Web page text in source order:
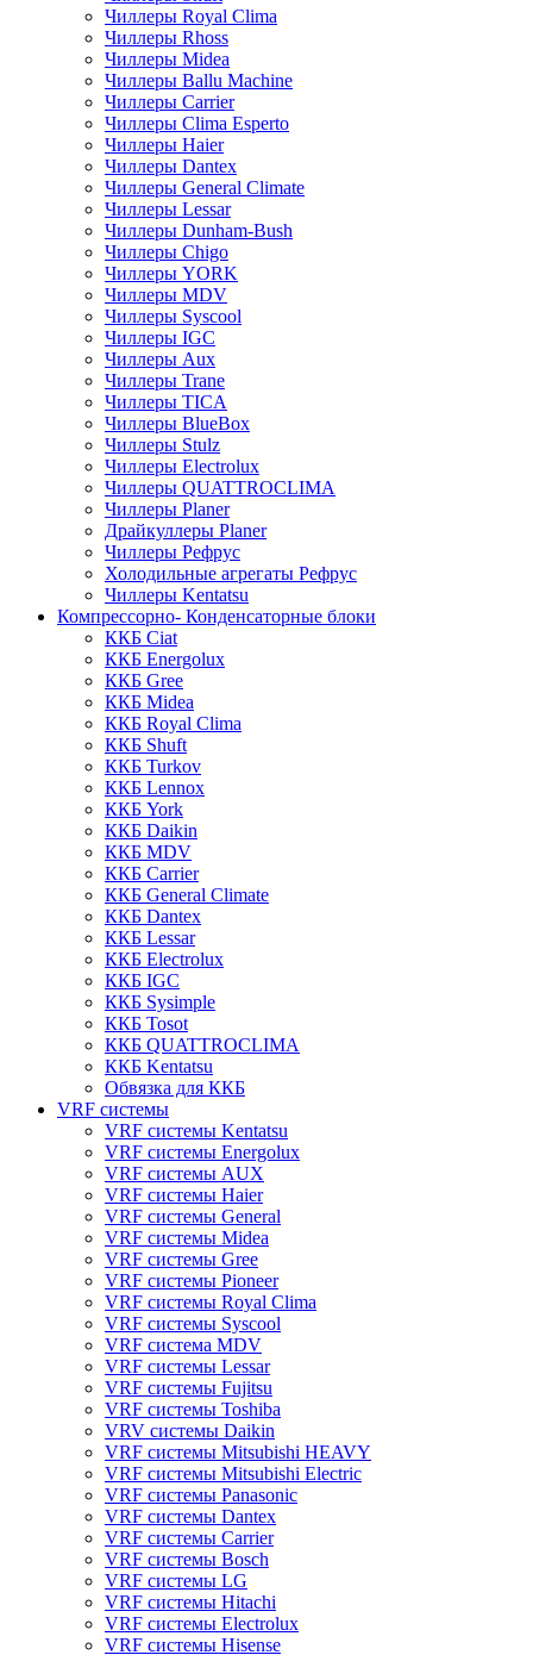
Чиллеры Royal Clima
Чиллеры Rhoss
Чиллеры Midea
Чиллеры Ballu Machine
Чиллеры Carrier
Чиллеры Clima Esperto
Чиллеры Haier
Чиллеры Dantex
Чиллеры General Climate
Чиллеры Lessar
Чиллеры Dunham-Bush
Чиллеры Chigo
Чиллеры YORK
Чиллеры MDV
Чиллеры Syscool
Чиллеры IGC
Чиллеры Aux
Чиллеры Trane
Чиллеры TICA
Чиллеры BlueBox
Чиллеры Stulz
Чиллеры Electrolux
Чиллеры QUATTROCLIMA
Чиллеры Planer
Драйкуллеры Planer
Чиллеры Рефрус
Холодильные агрегаты Рефрус
Чиллеры Kentatsu
Компрессорно- Конденсаторные блоки
ККБ Ciat
ККБ Energolux
ККБ Gree
ККБ Midea
ККБ Royal Clima
ККБ Shuft
ККБ Turkov
ККБ Lennox
ККБ York
ККБ Daikin
ККБ MDV
ККБ Carrier
ККБ General Climate
ККБ Dantex
ККБ Lessar
ККБ Electrolux
ККБ IGC
ККБ Sysimple
ККБ Tosot
ККБ QUATTROCLIMA
ККБ Kentatsu
Обвязка для ККБ
VRF системы
VRF системы Kentatsu
VRF системы Energolux
VRF системы AUX
VRF системы Haier
VRF системы General
VRF системы Midea
VRF системы Gree
VRF системы Pioneer
VRF системы Royal Clima
VRF системы Syscool
VRF система MDV
VRF системы Lessar
VRF системы Fujitsu
VRF системы Toshiba
VRV системы Daikin
VRF системы Mitsubishi HEAVY
VRF системы Mitsubishi Electric
VRF системы Panasonic
VRF системы Dantex
VRF системы Carrier
VRF системы Bosch
VRF системы LG
VRF системы Hitachi
VRF системы Electrolux
VRF системы Hisense